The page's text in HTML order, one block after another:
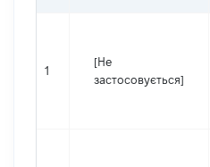
1
[Не
застосовується]